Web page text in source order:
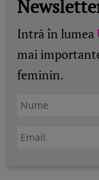
Intră în lumea
mai
feminin.